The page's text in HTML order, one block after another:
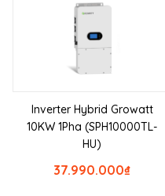
Inverter Hybrid Growatt
10KW 1Pha (SPH10000TL-
HU)
₫
37.990.000